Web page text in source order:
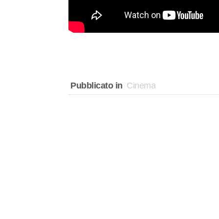
Pubblicato in Cinema